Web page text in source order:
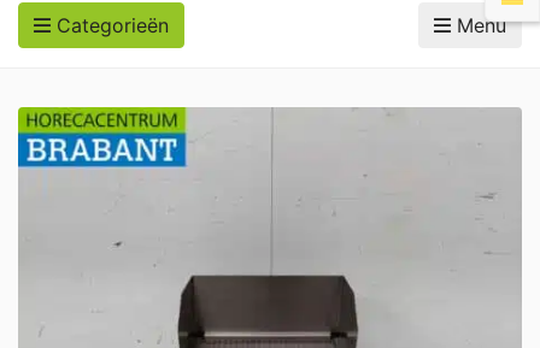
Categorieën Menu